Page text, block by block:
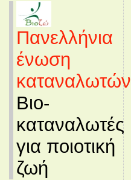
Πανελλήνια
ένωση
καταναλωτών
Βιο-
καταναλωτές
για ποιοτική
ζωή